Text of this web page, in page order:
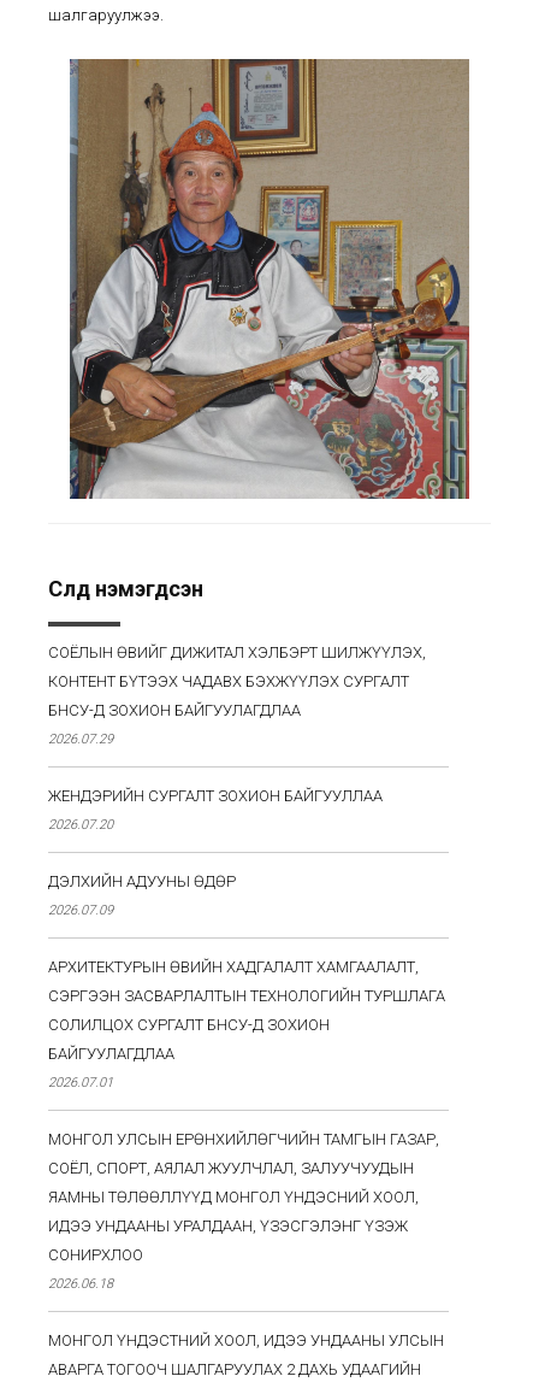
шалгаруулжээ.
Сүүлд нэмэгдсэн
СОЁЛЫН ӨВИЙГ ДИЖИТАЛ ХЭЛБЭРТ ШИЛЖҮҮЛЭХ,
КОНТЕНТ БҮТЭЭХ ЧАДАВХ БЭХЖҮҮЛЭХ СУРГАЛТ
БНСУ-Д ЗОХИОН БАЙГУУЛАГДЛАА
2026.07.29
ЖЕНДЭРИЙН СУРГАЛТ ЗОХИОН БАЙГУУЛЛАА
2026.07.20
ДЭЛХИЙН АДУУНЫ ӨДӨР
2026.07.09
АРХИТЕКТУРЫН ӨВИЙН ХАДГАЛАЛТ ХАМГААЛАЛТ,
СЭРГЭЭН ЗАСВАРЛАЛТЫН ТЕХНОЛОГИЙН ТУРШЛАГА
СОЛИЛЦОХ СУРГАЛТ БНСУ-Д ЗОХИОН
БАЙГУУЛАГДЛАА
2026.07.01
МОНГОЛ УЛСЫН ЕРӨНХИЙЛӨГЧИЙН ТАМГЫН ГАЗАР,
СОЁЛ, СПОРТ, АЯЛАЛ ЖУУЛЧЛАЛ, ЗАЛУУЧУУДЫН
ЯАМНЫ ТӨЛӨӨЛЛҮҮД МОНГОЛ ҮНДЭСНИЙ ХООЛ,
ИДЭЭ УНДААНЫ УРАЛДААН, ҮЗЭСГЭЛЭНГ ҮЗЭЖ
СОНИРХЛОО
2026.06.18
МОНГОЛ ҮНДЭСТНИЙ ХООЛ, ИДЭЭ УНДААНЫ УЛСЫН
АВАРГА ТОГООЧ ШАЛГАРУУЛАХ 2 ДАХЬ УДААГИЙН